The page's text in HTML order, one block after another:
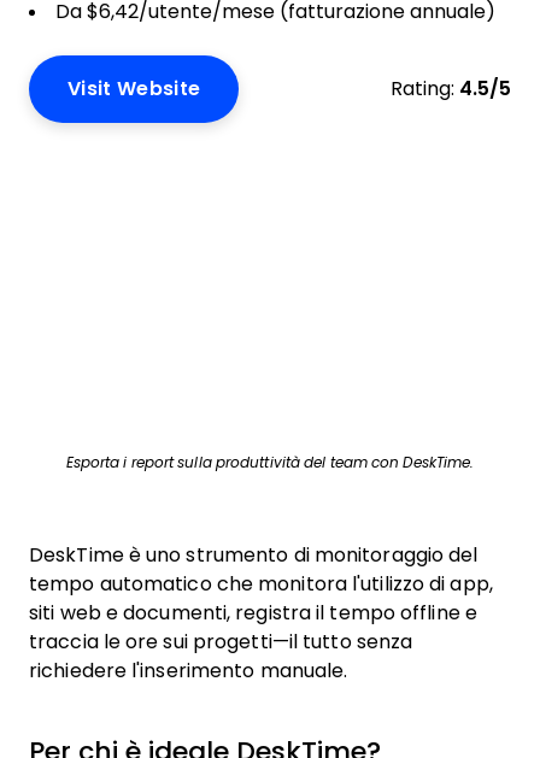
Da $6,42/utente/mese (fatturazione annuale)
Visit Website Rating: 4.5/5
Esporta i report sulla produttività del team con DeskTime.
DeskTime è uno strumento di monitoraggio del
tempo automatico che monitora l'utilizzo di app,
siti web e documenti, registra il tempo offline e
traccia le ore sui progetti—il tutto senza
richiedere l'inserimento manuale.
Per chi è ideale DeskTime?